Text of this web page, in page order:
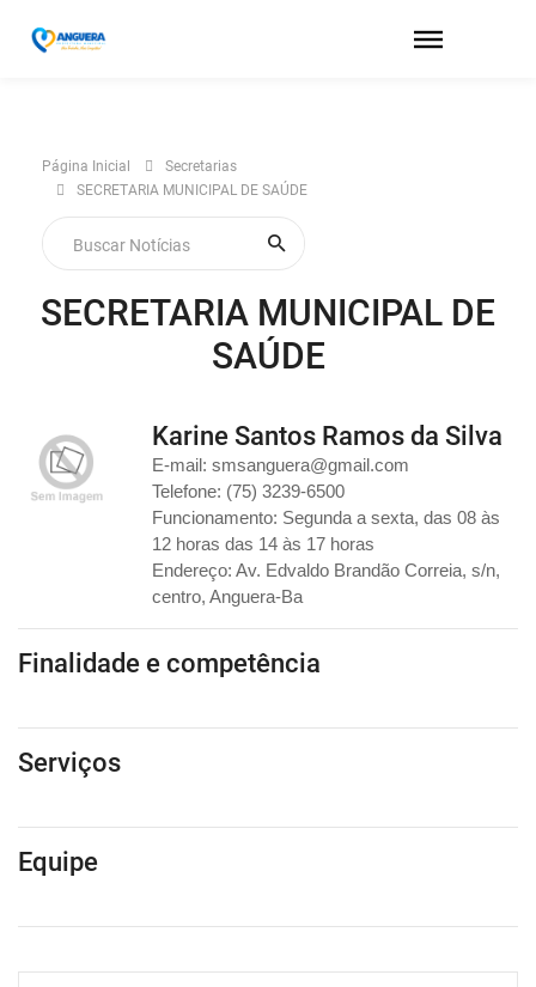
Página Inicial
Secretarias
SECRETARIA MUNICIPAL DE SAÚDE
SECRETARIA MUNICIPAL DE
SAÚDE
Karine Santos Ramos da Silva
E-mail: smsanguera@gmail.com
Telefone: (75) 3239-6500
Funcionamento: Segunda a sexta, das 08 às
12 horas das 14 às 17 horas
Endereço: Av. Edvaldo Brandão Correia, s/n,
centro, Anguera-Ba
Finalidade e competência
Serviços
Equipe